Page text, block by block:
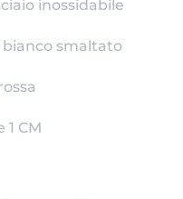
inossidabile
bianco smaltato
1 CM